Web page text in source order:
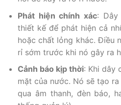
Phát hiện chính xác: Dây
thiết kế để phát hiện cả
hoặc chất lỏng khác. Điều
rỉ sớm trước khi nó gây ra
Cảnh báo kịp thời: Khi dây
mặt của nước. Nó sẽ tạo
qua âm thanh, đèn báo,